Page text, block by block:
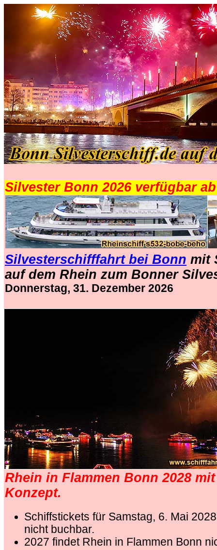
Silvester Bonn 2026 verfügbar
Silvesterschifffahrt bei Bonn mit
auf dem Rhein zum Bonner
Donnerstag, 31. Dezember 2026
Rhein in Flammen Bonn 2028
Konzept.
Schiffstickets für Samstag, 6. Mai
nicht buchbar.
2027 findet Rhein in Flammen Bonn